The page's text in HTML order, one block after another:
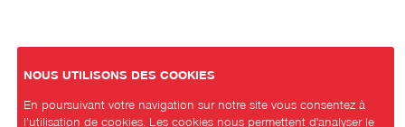
NOUS UTILISONS DES COOKIES
En poursuivant votre navigation sur notre site vous consentez à
l’utilisation de cookies. Les cookies nous permettent d'analyser le